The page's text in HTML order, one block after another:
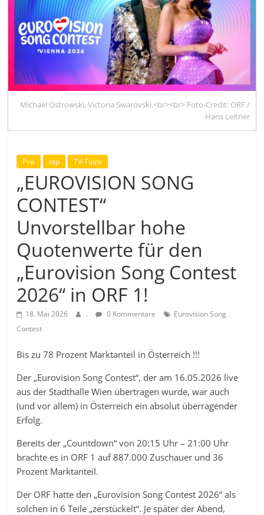
Michael Ostrowski, Victoria Swarovski.<br><br> Foto-Credit: ORF /
Hans Leitner
Pop top TV-Tipps
„EUROVISION SONG
CONTEST“
Unvorstellbar hohe
Quotenwerte für den
„Eurovision Song Contest
2026“ in ORF 1!
18. Mai 2026 . 0 Kommentare
Eurovision Song
Contest
Bis zu 78 Prozent Marktanteil in Österreich !!!
Der „Eurovision Song Contest“, der am 16.05.2026 live
aus der Stadthalle Wien übertragen wurde, war auch
(und vor allem) in Österreich ein absolut überragender
Erfolg.
Bereits der „Countdown“ von 20:15 Uhr – 21:00 Uhr
brachte es in ORF 1 auf 887.000 Zuschauer und 36
Prozent Marktanteil.
Der ORF hatte den „Eurovision Song Contest 2026“ als
solchen in 6 Teile „zerstückelt“. Je später der Abend,